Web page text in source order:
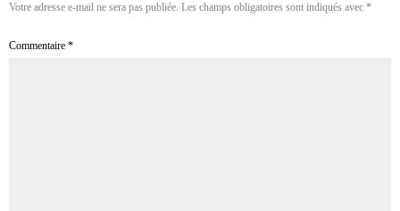
Votre adresse e-mail ne sera pas publiée. Les champs obligatoires sont indiqués avec *
Commentaire *